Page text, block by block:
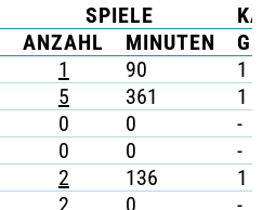
SPIELE
ANZAHL MINUTEN G
1 90 1
5 361 1
0 0 -
0 0 -
2 136 1
2 0 -